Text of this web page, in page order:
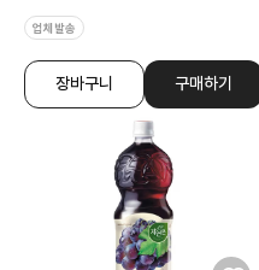
업체발송
장바구니 구매하기